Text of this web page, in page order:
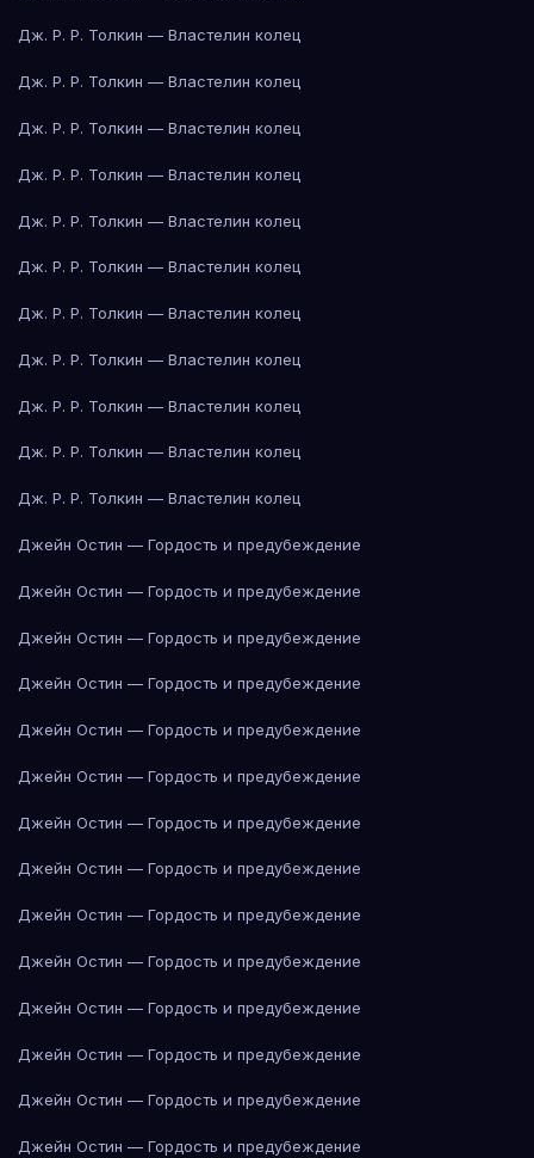
Дж. Р. Р. Толкин — Властелин колец
Дж. Р. Р. Толкин — Властелин колец
Дж. Р. Р. Толкин — Властелин колец
Дж. Р. Р. Толкин — Властелин колец
Дж. Р. Р. Толкин — Властелин колец
Дж. Р. Р. Толкин — Властелин колец
Дж. Р. Р. Толкин — Властелин колец
Дж. Р. Р. Толкин — Властелин колец
Дж. Р. Р. Толкин — Властелин колец
Дж. Р. Р. Толкин — Властелин колец
Дж. Р. Р. Толкин — Властелин колец
Джейн Остин — Гордость и предубеждение
Джейн Остин — Гордость и предубеждение
Джейн Остин — Гордость и предубеждение
Джейн Остин — Гордость и предубеждение
Джейн Остин — Гордость и предубеждение
Джейн Остин — Гордость и предубеждение
Джейн Остин — Гордость и предубеждение
Джейн Остин — Гордость и предубеждение
Джейн Остин — Гордость и предубеждение
Джейн Остин — Гордость и предубеждение
Джейн Остин — Гордость и предубеждение
Джейн Остин — Гордость и предубеждение
Джейн Остин — Гордость и предубеждение
Джейн Остин — Гордость и предубеждение